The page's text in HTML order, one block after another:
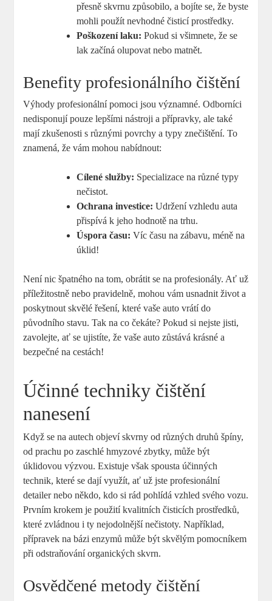
přesně skvrnu způsobilo, a bojíte se, že byste
mohli použít nevhodné čisticí prostředky.
Poškození laku: Pokud si všimnete, že se
lak začíná olupovat nebo matnět.
Benefity profesionálního čištění
Výhody profesionální pomoci jsou významné. Odborníci
nedisponují pouze lepšími nástroji a přípravky, ale také
mají zkušenosti s různými povrchy a typy znečištění. To
znamená, že vám mohou nabídnout:
Cílené služby: Specializace na různé typy
nečistot.
Ochrana investice: Udržení vzhledu auta
přispívá k jeho hodnotě na trhu.
Úspora času: Víc času na zábavu, méně na
úklid!
Není nic špatného na tom, obrátit se na profesionály. Ať už
příležitostně nebo pravidelně, mohou vám usnadnit život a
poskytnout skvělé řešení, které vaše auto vrátí do
původního stavu. Tak na co čekáte? Pokud si nejste jisti,
zavolejte, ať se ujistíte, že vaše auto zůstává krásné a
bezpečné na cestách!
Účinné techniky čištění
nanesení
Když se na autech objeví skvrny od různých druhů špíny,
od prachu po zaschlé hmyzové zbytky, může být
úklidovou výzvou. Existuje však spousta účinných
technik, které se dají využít, ať už jste profesionální
detailer nebo někdo, kdo si rád pohlídá vzhled svého vozu.
Prvním krokem je použití kvalitních čisticích prostředků,
které zvládnou i ty nejodolnější nečistoty. Například,
přípravek na bázi enzymů může být skvělým pomocníkem
při odstraňování organických skvrn.
Osvědčené metody čištění